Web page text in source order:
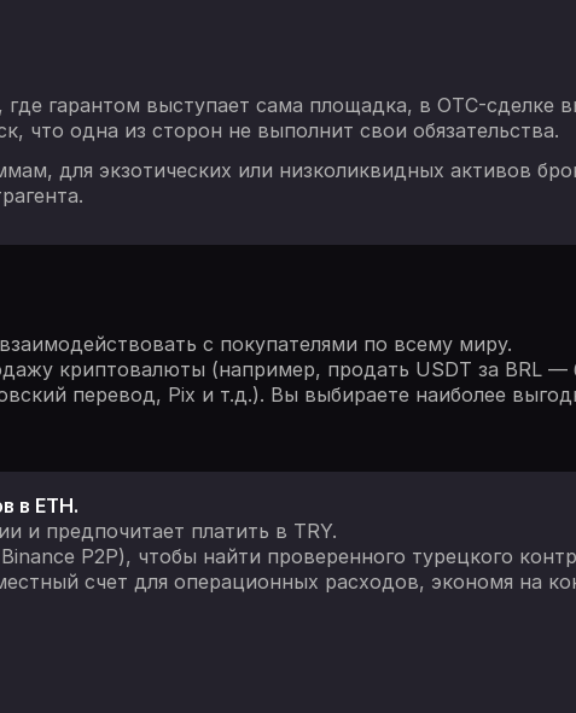
где гарантом выступает сама площадка, в OTC-сделке
что одна из сторон не выполнит свои обязательства.
для экзотических или низколиквидных активов
с покупателями по всему миру.
криптовалюты (например, продать USDT за BRL —
перевод, Pix и т.д.). Вы выбираете наиболее
в ETH.
и предпочитает платить в TRY.
P2P), чтобы найти проверенного турецкого
счет для операционных расходов, экономя на